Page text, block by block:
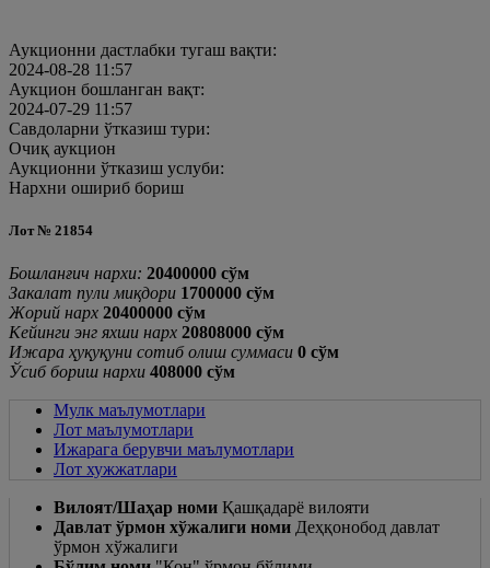
Аукционни дастлабки тугаш вақти:
2024-08-28 11:57
Аукцион бошланган вақт:
2024-07-29 11:57
Савдоларни ўтказиш тури:
Очиқ аукцион
Аукционни ўтказиш услуби:
Нархни ошириб бориш
Лот № 21854
Бошланғич нархи: 20400000 cўм
Закалат пули миқдори 1700000 cўм
Жорий нарх 20400000 cўм
Кейинги энг яхши нарх 20808000 cўм
Ижара ҳуқуқуни сотиб олиш суммаси 0 cўм
Ўсиб бориш нархи 408000 cўм
Мулк маълумотлари
Лот маълумотлари
Ижарага берувчи маълумотлари
Лот хужжатлари
Вилоят/Шаҳар номи Қашқадарё вилояти
Давлат ўрмон хўжалиги номи Деҳқонобод давлат
ўрмон хўжалиги